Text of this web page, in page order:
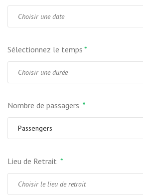
Sélectionnez le temps *
Nombre de passagers *
Lieu de Retrait *